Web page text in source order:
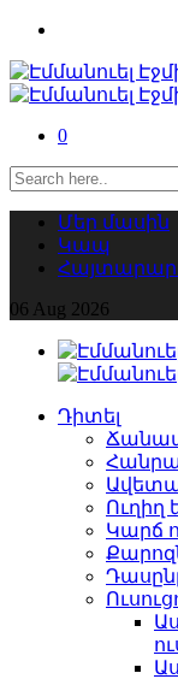
0
Մեր մասին
Կապ
06 Aug 2026
Դիտել
Ուղիղ
Կարճ